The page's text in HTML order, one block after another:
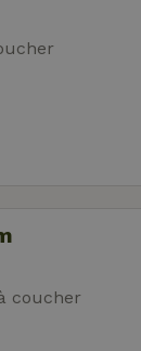
coucher